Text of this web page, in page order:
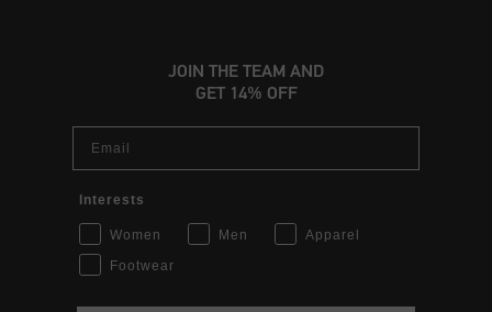
JOIN THE TEAM AND
GET 14% OFF
Interests
Women Men
Apparel
Footwear